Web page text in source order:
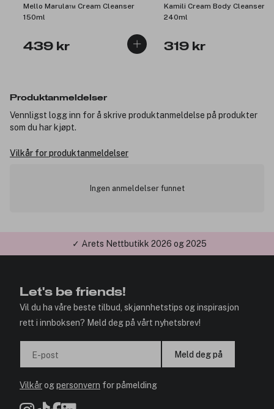
Mello Marula™ Cream Cleanser
150ml
439 kr
Kamili Cream Body Cleanser
240ml
319 kr
Produktanmeldelser
Vennligst logg inn for å skrive produktanmeldelse på produkter
som du har kjøpt.
Vilkår for produktanmeldelser
Ingen anmeldelser funnet
✓ Årets Nettbutikk 2026 og 2025
Let's be friends!
Vil du ha våre beste tilbud, skjønnhetstips og inspirasjon
rett i innboksen? Meld deg på vårt nyhetsbrev!
E-post Meld deg på
Vilkårogpersonvern for påmelding